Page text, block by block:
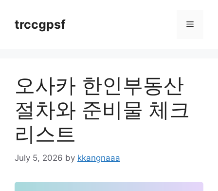
contenttrccgpsf Menu
오사카 한인부동산
절차와 준비물 체크
리스트
July 5, 2026 by kkangnaaa